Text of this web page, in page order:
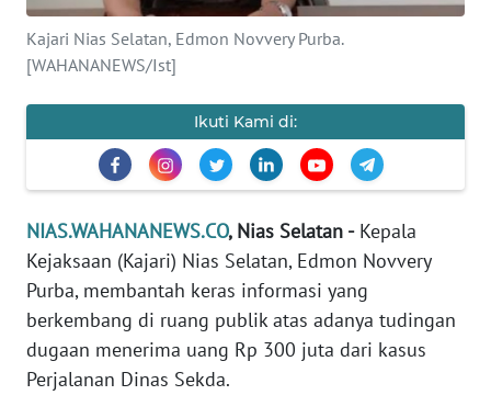
Kajari Nias Selatan, Edmon Novvery Purba.
[WAHANANEWS/Ist]
Ikuti Kami di:
NIAS.WAHANANEWS.CO, Nias Selatan -Kepala
Kejaksaan (Kajari) Nias Selatan, Edmon Novvery
Purba, membantah keras informasi yang
berkembang di ruang publik atas adanya tudingan
dugaan menerima uang Rp 300 juta dari kasus
Perjalanan Dinas Sekda.
INDEKS
BERITA
IKLAN
TENTANG
KAMI
PEDOMAN
MEDIA
SIBER